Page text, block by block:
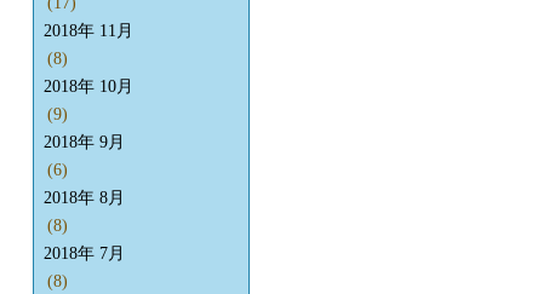
2018年 11月
(8)
2018年 10月
(9)
2018年 9月
(6)
2018年 8月
(8)
2018年 7月
(8)